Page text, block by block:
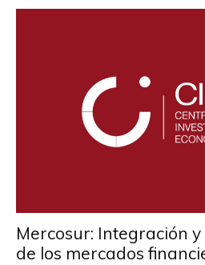
Mercosur: Integración
de los mercados